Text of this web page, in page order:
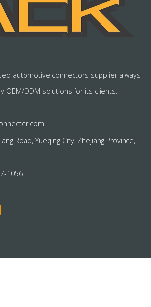
automotive connectors supplier always
OEM/ODM solutions for its clients.
Road, Yueqing City, Zhejiang Province,
1056